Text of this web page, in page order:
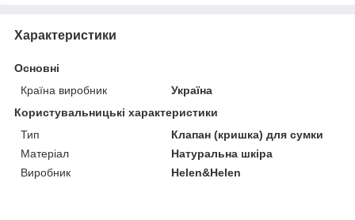
Характеристики
Основні
Країна виробник
Україна
Користувальницькі характеристики
Тип
Клапан (кришка) для сумки
Матеріал
Натуральна шкіра
Виробник
Helen&Helen